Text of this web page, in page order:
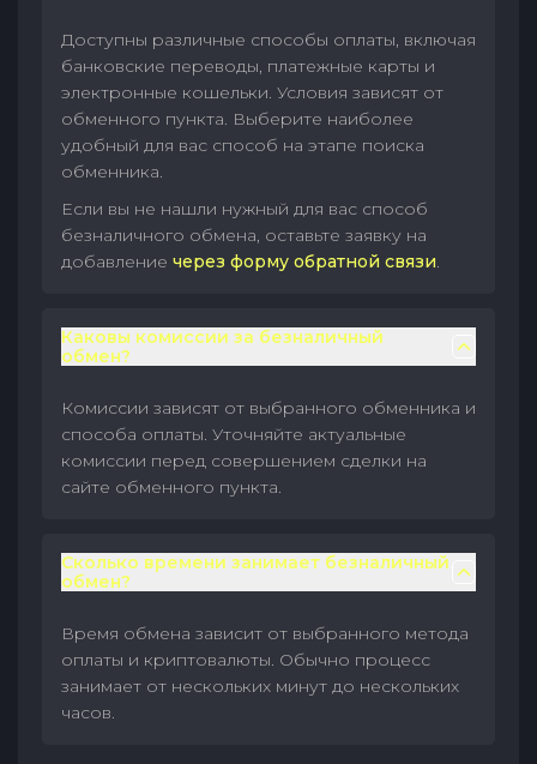
Доступны различные способы оплаты, включая
банковские переводы, платежные карты и
электронные кошельки. Условия зависят от
обменного пункта. Выберите наиболее
удобный для вас способ на этапе поиска
обменника.
Если вы не нашли нужный для вас способ
безналичного обмена, оставьте заявку на
добавление через форму обратной связи.
Каковы комиссии за безналичный
обмен?
Комиссии зависят от выбранного обменника и
способа оплаты. Уточняйте актуальные
комиссии перед совершением сделки на
сайте обменного пункта.
Сколько времени занимает безналичный
обмен?
Время обмена зависит от выбранного метода
оплаты и криптовалюты. Обычно процесс
занимает от нескольких минут до нескольких
часов.